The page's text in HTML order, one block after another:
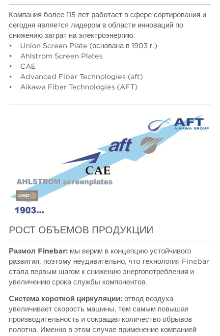
Компания более 115 лет работает в сфере сортирования и
сегодня является лидером в области инноваций по
снижению затрат на электроэнергию.
• Union Screen Plate (основана в 1903 г.)
• Ahlstrom Screen Plates
• CAE
• Advanced Fiber Technologies (aft)
• Aikawa Fiber Technologies (AFT)
РОСТ ОБЪЕМОВ ПРОДУКЦИИ
Размол Finebar: мы верим в концепцию устойчивого
развития, поэтому неудивительно, что технология Finebar
стала первым шагом к снижению энергопотребления и
увеличению срока службы компонентов.
Система короткой циркуляции:отвод воздуха
увеличивает скорость машины, тем самым повышая
производительность и сокращая количество обрывов
полотна. Именно в этом случае применение компанией